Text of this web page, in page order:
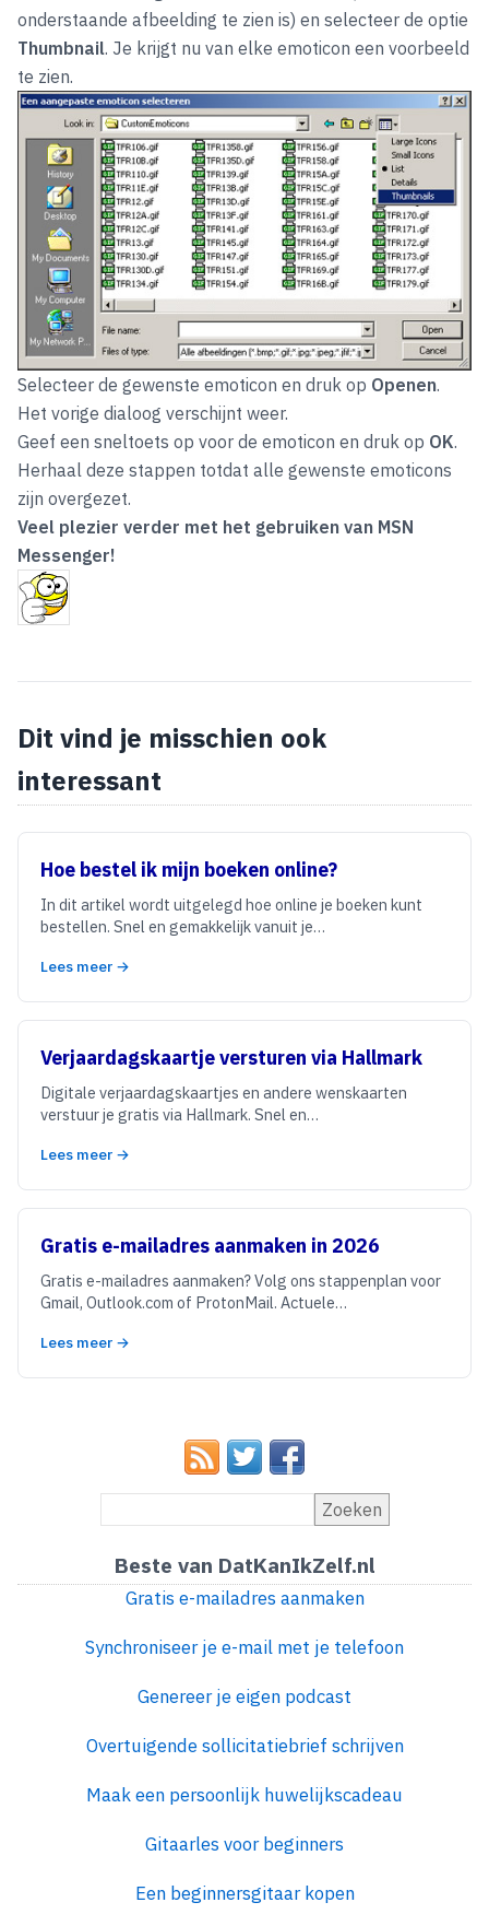
onderstaande afbeelding te zien is) en selecteer de optie
Thumbnail. Je krijgt nu van elke emoticon een voorbeeld
te zien.
Selecteer de gewenste emoticon en druk op Openen.
Het vorige dialoog verschijnt weer.
Geef een sneltoets op voor de emoticon en druk op OK.
Herhaal deze stappen totdat alle gewenste emoticons
zijn overgezet.
Veel plezier verder met het gebruiken van MSN
Messenger!
Dit vind je misschien ook
interessant
Hoe bestel ik mijn boeken online?
In dit artikel wordt uitgelegd hoe online je boeken kunt
bestellen. Snel en gemakkelijk vanuit je…
Lees meer →
Verjaardagskaartje versturen via Hallmark
Digitale verjaardagskaartjes en andere wenskaarten
verstuur je gratis via Hallmark. Snel en…
Lees meer →
Gratis e-mailadres aanmaken in 2026
Gratis e-mailadres aanmaken? Volg ons stappenplan voor
Gmail, Outlook.com of ProtonMail. Actuele…
Lees meer →
Zoeken
Beste van DatKanIkZelf.nl
Gratis e-mailadres aanmaken
Synchroniseer je e-mail met je telefoon
Genereer je eigen podcast
Overtuigende sollicitatiebrief schrijven
Maak een persoonlijk huwelijkscadeau
Gitaarles voor beginners
Een beginnersgitaar kopen